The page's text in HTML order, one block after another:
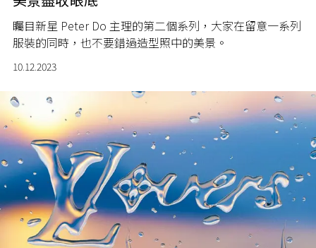
矚目新星 Peter Do 主理的第二個系列，大家在留意一系列
服裝的同時，也不要錯過造型照中的美景。
10.12.2023